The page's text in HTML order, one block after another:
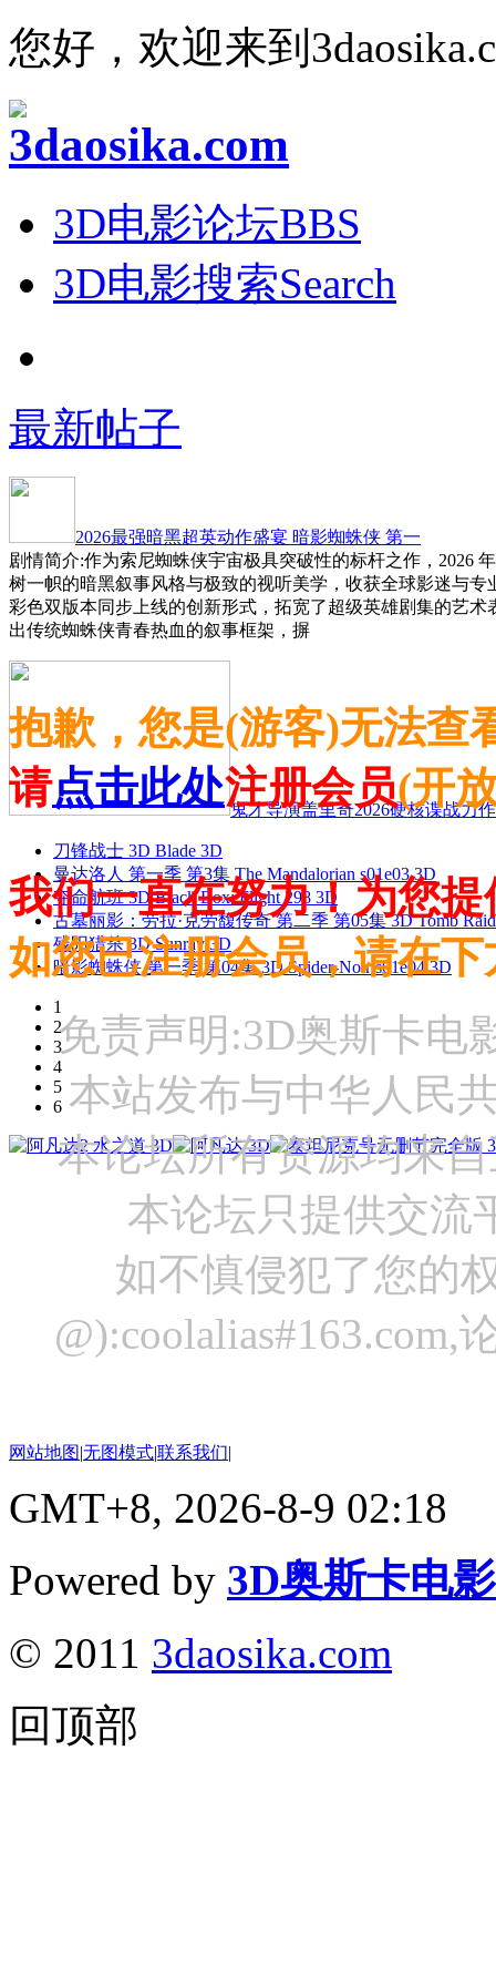
您好，欢迎来到
3D电影论坛BBS
3D电影搜索Search
最新帖子
2026最强暗黑超英动作盛宴 暗影蜘蛛侠 第一
剧情简介:作为索尼蜘蛛侠宇宙极具突破性的标杆之作，2026
树一帜的暗黑叙事风格与极致的视听美学，收获全球影迷与
彩色双版本同步上线的创新形式，拓宽了超级英雄剧集的艺
出传统蜘蛛侠青春热血的叙事框架，摒
鬼才导演盖里奇2026硬核谍战力
刀锋战士 3D Blade 3D
曼达洛人 第一季 第3集 The Mandalorian s01e03 3D
夺命航班 3D Black Box: Flight 298 3D
古墓丽影：劳拉·克劳馥传奇 第二季 第05集 3D Tomb
残阳猎杀 3D Sunray 3D
暗影蜘蛛侠 第一季 第04集 3D Spider-Noir s01e04 3D
1
2
3
4
5
6
抱歉，您是(游客)无法查
请点击此处注册会员(开
我们一直在努力！为您
如您已注册会员，请在
免责声明:3D奥斯卡电
本站发布与中华人民
本论坛所有资源均来
本论坛只提供交流
如不慎侵犯了您的
网站地图|无图模式|联系我们|
GMT+8, 2026-8-9 02:18
Powered by 3D奥斯卡电
© 2011 3daosika.com
回顶部